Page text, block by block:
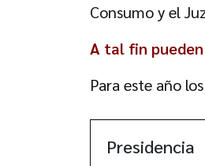
Consumo y el
A tal fin
Para este año
Presidencia